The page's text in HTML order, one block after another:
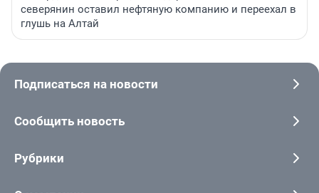
северянин оставил нефтяную компанию и переехал в
глушь на Алтай
Подписаться на новости
Сообщить новость
Рубрики